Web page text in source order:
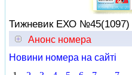
Тижневик ЕХО №45(1097)
Анонс номера
Новини номера на сайті